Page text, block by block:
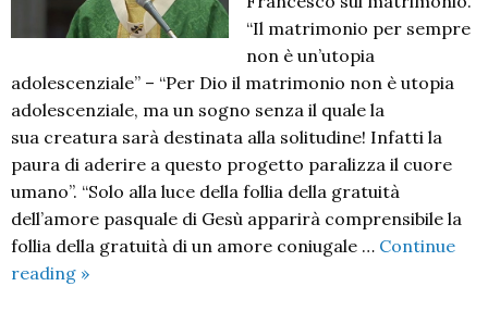
“Il matrimonio per sempre
non è un’utopia
adolescenziale” – “Per Dio il matrimonio non è utopia
adolescenziale, ma un sogno senza il quale la
sua creatura sarà destinata alla solitudine! Infatti la
paura di aderire a questo progetto paralizza il cuore
umano”. “Solo alla luce della follia della gratuità
dell’amore pasquale di Gesù apparirà comprensibile la
follia della gratuità di un amore coniugale … Continue
reading Riflessione
»